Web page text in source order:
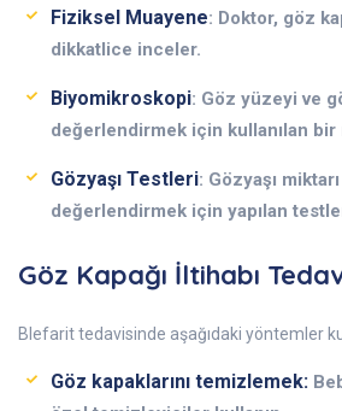
Fiziksel Muayene: Doktor, göz
dikkatlice inceler.
Biyomikroskopi: Göz yüzeyi ve
değerlendirmek için kullanılan bir
Gözyaşı Testleri: Gözyaşı
değerlendirmek için yapılan
Göz Kapağı İltihabı
Blefarit tedavisinde aşağıdaki yöntemler
Göz kapaklarını temizlemek: